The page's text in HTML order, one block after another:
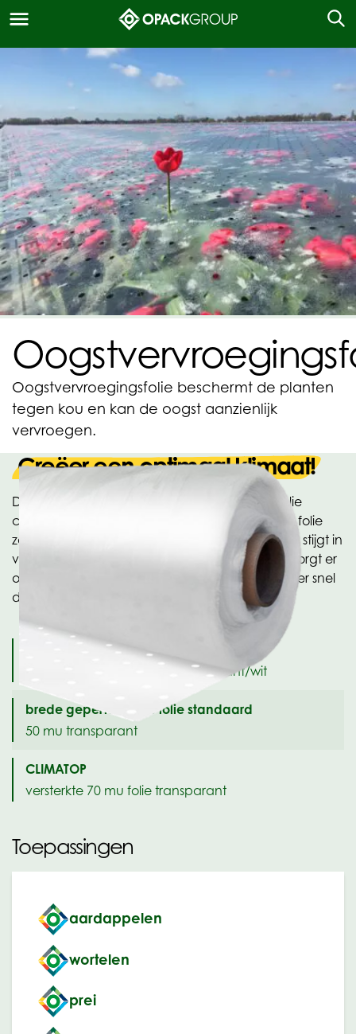
Oogstvervroegingsfolie beschermt de planten
tegen kou en kan de oogst aanzienlijk
vervroegen.
Creëer een optimaal klimaat!
Door het inzetten van de oogstvervroegingsfolie
creëert u een ideaal klimaat onder de folie. De folie
zorgt er voor dat de temperatuur onder de folie stijgt in
vergelijking tot de omgevingstemperatuur. Dit zorgt er
ook voor dat de temperatuur in de grond minder snel
daalt, waardoor de luchtvochtigheid stijgt.
smalle geperforeerde folie standaard
vanaf 20 mu al mogelijk transparant/wit
brede geperforeerde folie standaard
50 mu transparant
CLIMATOP
versterkte 70 mu folie transparant
Toepassingen
aardappelen
wortelen
prei